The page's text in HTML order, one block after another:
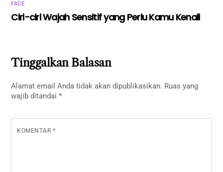
FACE
Ciri-ciri Wajah Sensitif yang Perlu Kamu Kenali
Tinggalkan Balasan
Alamat email Anda tidak akan dipublikasikan. Ruas yang
wajib ditandai*
KOMENTAR *